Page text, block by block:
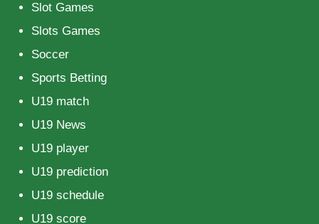
Slot Games
Slots Games
Soccer
Sports Betting
U19 match
U19 News
U19 player
U19 prediction
U19 schedule
U19 score